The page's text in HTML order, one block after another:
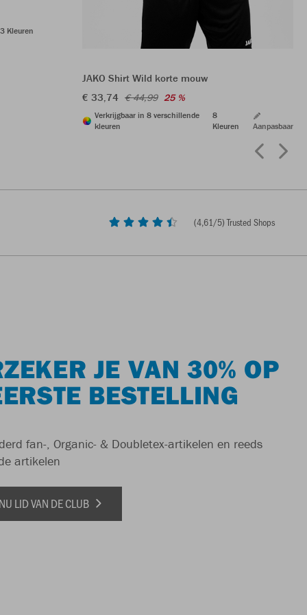
3 Kleuren
JAKO Shirt Wild korte mouw
€ 33,74 € 44,99 25 %
Verkrijgbaar in 8 verschillende
kleuren
8
Kleuren
Aanpasbaar
(4,61/5) Trusted Shops
JE VAN 30% OP
BESTELLING
fan-, Organic- & Doubletex-artikelen en reeds
artikelen
LID VAN DE CLUB